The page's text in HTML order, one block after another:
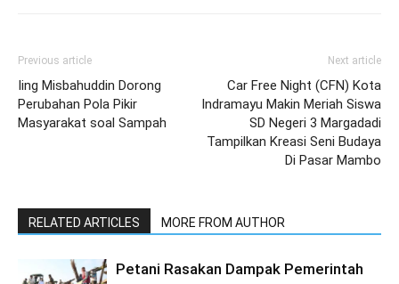
Previous article
Iing Misbahuddin Dorong
Perubahan Pola Pikir
Masyarakat soal Sampah
Next article
Car Free Night (CFN) Kota
Indramayu Makin Meriah Siswa
SD Negeri 3 Margadadi
Tampilkan Kreasi Seni Budaya
Di Pasar Mambo
RELATED ARTICLES MORE FROM AUTHOR
Petani Rasakan Dampak Pemerintah